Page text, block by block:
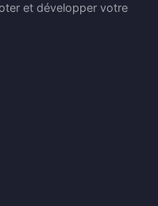
et développer votre